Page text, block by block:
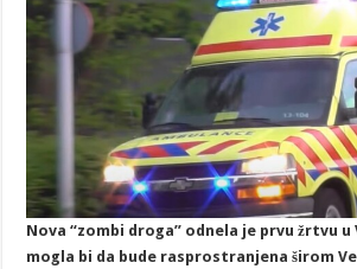
Nova “zombi droga” odnela je prvu žrtvu
mogla bi da bude rasprostranjena širom